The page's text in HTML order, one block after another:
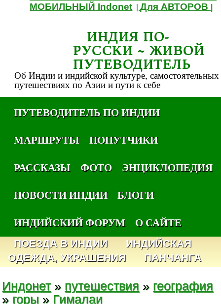
МОБИЛЬНЫЙ Indonet |Для АВТОРОВ
ИНДИЯ ПО-
РУССКИ ~ ЖИВОЙ
ПУТЕВОДИТЕЛЬ
Об Индии и индийской культуре, самостоятельных
путешествиях по Азии и пути к себе
ПУТЕВОДИТЕЛЬ ПО ИНДИИ
МАРШРУТЫ
ПОПУТЧИКИ
РАССКАЗЫ
ФОТО
ЭНЦИКЛОПЕДИЯ
НОВОСТИ ИНДИИ
БЛОГИ
ИНДИЙСКИЙ ФОРУМ
О САЙТЕ
ПОЕЗДА В ИНДИИ
ИНДИЙСКАЯ
ОДЕЖДА, УКРАШЕНИЯ
ПАНЧАНГА
Индонет» путешествия » география
» горы » Гималаи